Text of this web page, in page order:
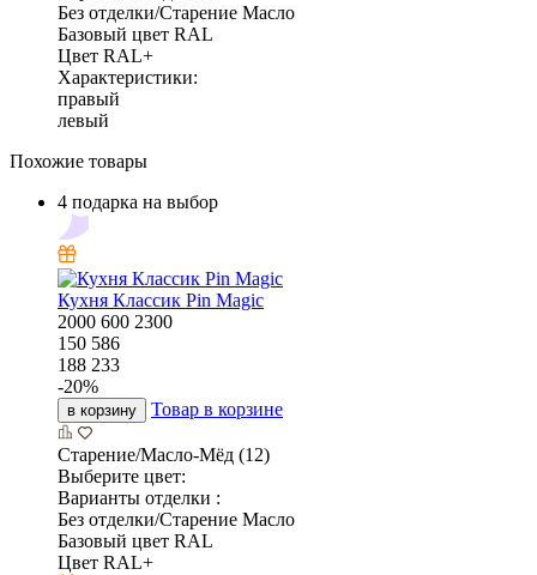
Без отделки/Старение Масло
Базовый цвет RAL
Цвет RAL+
Характеристики:
правый
левый
Похожие товары
4 подарка на выбор
Кухня Классик Pin Magic
2000 600 2300
150 586
188 233
-20%
в корзину Товар в корзине
Старение/Масло-Мёд (12)
Выберите цвет:
Варианты отделки :
Без отделки/Старение Масло
Базовый цвет RAL
Цвет RAL+